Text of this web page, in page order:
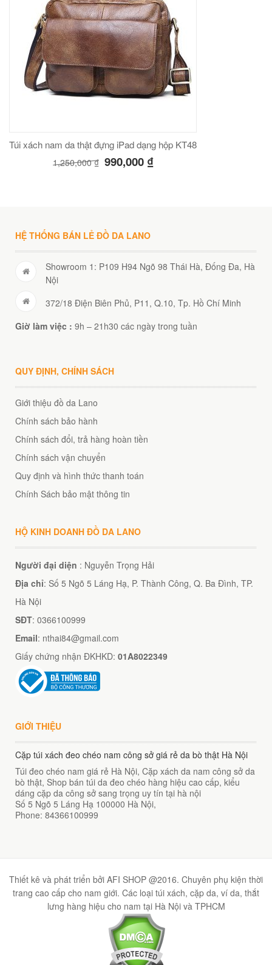
Túi xách nam da thật đựng iPad dạng hộp KT48
1,250,000₫ 990,000 ₫
HỆ THỐNG BÁN LẺ ĐỒ DA LANO
Showroom 1: P109 H94 Ngõ 98 Thái Hà, Đống Đa, Hà
Nội
372/18 Điện Biên Phủ, P11, Q.10, Tp. Hồ Chí Minh
Giờ làm việc : 9h – 21h30 các ngày trong tuần
QUY ĐỊNH, CHÍNH SÁCH
Giới thiệu đồ da Lano
Chính sách bảo hành
Chính sách đổi, trả hàng hoàn tiền
Chính sách vận chuyển
Quy định và hình thức thanh toán
Chính Sách bảo mật thông tin
HỘ KINH DOANH ĐỒ DA LANO
Người đại diện : Nguyễn Trọng Hải
Địa chỉ: Số 5 Ngõ 5 Láng Hạ, P. Thành Công, Q. Ba Đình, TP.
Hà Nội
SĐT: 0366100999
Email: nthai84@gmail.com
Giấy chứng nhận ĐKHKD: 01A8022349
GIỚI THIỆU
Cặp túi xách đeo chéo nam công sở giá rẻ da bò thật Hà Nội
Túi đeo chéo nam giá rẻ Hà Nội, Cặp xách da nam công sở da
bò thật, Shop bán túi da đeo chéo hàng hiệu cao cấp, kiểu
dáng cặp da công sở sang trọng uy tín tại hà nội
Số 5 Ngõ 5 Láng Hạ 100000 Hà Nội,
Phone: 84366100999
Thiết kê và phát triển bởi AFI SHOP @2016. Chuyên phụ kiện thời
trang cao cấp cho nam giới. Các loại túi xách, cặp da, ví da, thắt
lưng hàng hiệu cho nam tại Hà Nội và TPHCM